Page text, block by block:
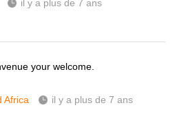
il y a plus de 7 ans
your welcome.
Africa
il y a plus de 7 ans